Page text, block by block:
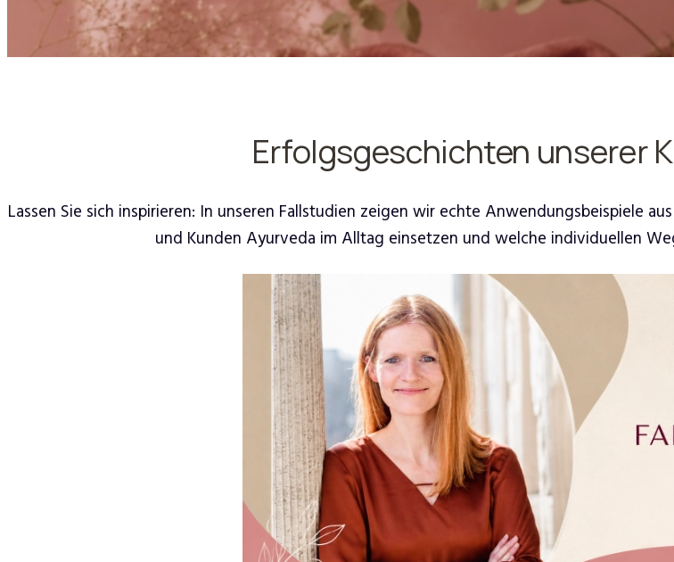
Erfolgsgeschichten unserer
Lassen Sie sich inspirieren: In unseren Fallstudien zeigen wir echte Anwendungsbeispiele
und Kunden Ayurveda im Alltag einsetzen und welche individuellen